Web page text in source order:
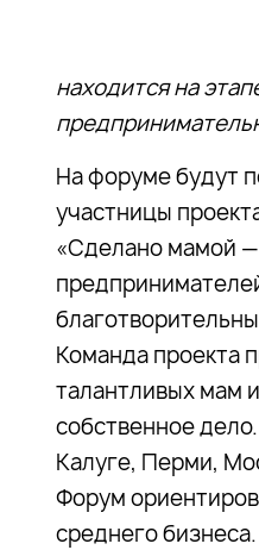
находится на
На форуме будут
участницы
«Сделано мамой
Команда проекта
талантливых мам
собственное
Калуге, Перми,
Форум
среднего